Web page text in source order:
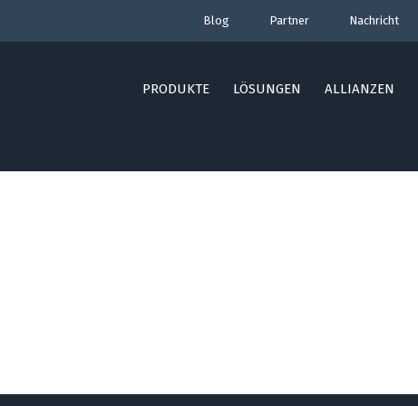
Blog Partner Nachricht
PRODUKTE LÖSUNGEN ALLIANZEN